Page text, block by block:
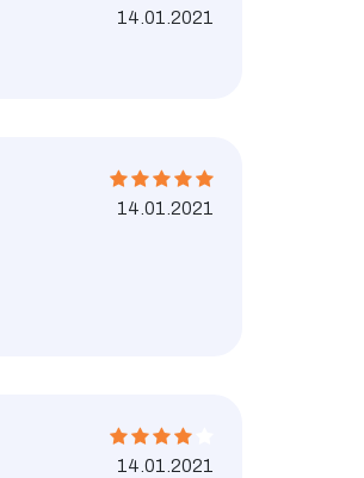
14.01.2021
14.01.2021
14.01.2021